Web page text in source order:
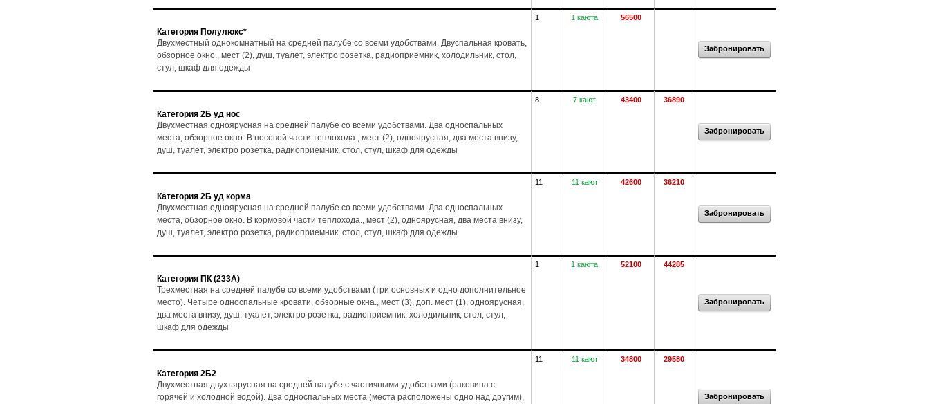
Категория Полулюкс*
Двухместный однокомнатный на средней палубе со всеми удобствами. Двуспальная кровать,
обзорное окно., мест (2), душ, туалет, электро розетка, радиоприемник, холодильник, стол,
стул, шкаф для одежды
1 1 каюта 56500
Забронировать
Категория 2Б уд нос
Двухместная одноярусная на средней палубе со всеми удобствами. Два односпальных
места, обзорное окно. В носовой части теплохода., мест (2), одноярусная, два места внизу,
душ, туалет, электро розетка, радиоприемник, стол, стул, шкаф для одежды
8 7 кают 43400 36890
Забронировать
Категория 2Б уд корма
Двухместная одноярусная на средней палубе со всеми удобствами. Два односпальных
места, обзорное окно. В кормовой части теплохода., мест (2), одноярусная, два места внизу,
душ, туалет, электро розетка, радиоприемник, стол, стул, шкаф для одежды
11 11 кают 42600 36210
Забронировать
Категория ПК (233А)
Трехместная на средней палубе со всеми удобствами (три основных и одно дополнительное
место). Четыре односпальные кровати, обзорные окна., мест (3), доп. мест (1), одноярусная,
два места внизу, душ, туалет, электро розетка, радиоприемник, холодильник, стол, стул,
шкаф для одежды
1 1 каюта 52100 44285
Забронировать
Категория 2Б2
Двухместная двухъярусная на средней палубе с частичными удобствами (раковина с
горячей и холодной водой). Два односпальных места (места расположены одно над другим),
11 11 кают 34800 29580
Забронировать